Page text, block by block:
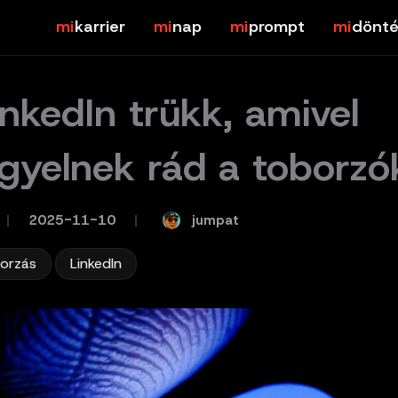
karrier nap prompt
trükk, amivel
rád a
2025-11-10 jumpat
LinkedIn